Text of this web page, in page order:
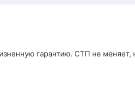
гарантию. СТП не меняет,